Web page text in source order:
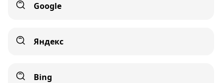
Google
Яндекс
Bing